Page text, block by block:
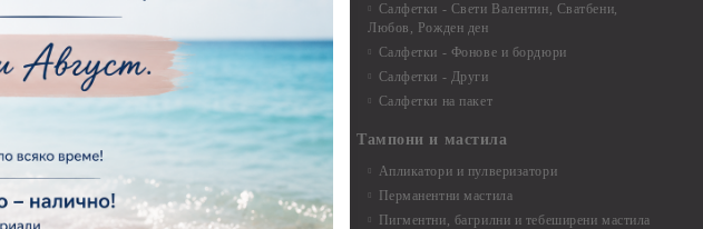
Лепила
Лепящи ленти
3D Повдигащи квадратчета и
ленти
Магнити
Силикон
Фото ъгли
Макраме
Салфетки - Свети Валентин, Сватбени,
Любов, Рожден ден
Салфетки - Фонове и бордюри
Салфетки - Други
Салфетки на пакет
Тампони и мастила
Апликатори и пулверизатори
Перманентни мастила
Пигментни, багрилни и тебеширени мастила